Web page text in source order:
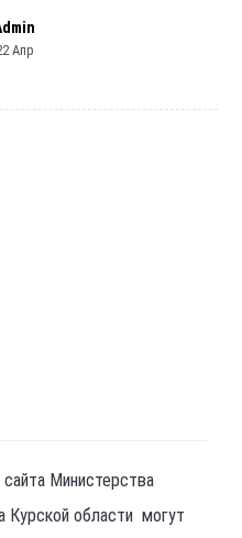
Апр
Министерства
Курской области могут